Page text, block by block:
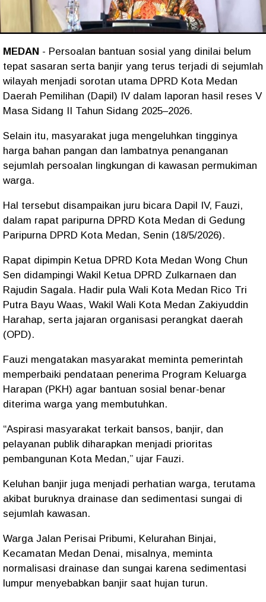
MEDAN - Persoalan bantuan sosial yang dinilai belum
tepat sasaran serta banjir yang terus terjadi di sejumlah
wilayah menjadi sorotan utama DPRD Kota Medan
Daerah Pemilihan (Dapil) IV dalam laporan hasil reses V
Masa Sidang II Tahun Sidang 2025–2026.
Selain itu, masyarakat juga mengeluhkan tingginya
harga bahan pangan dan lambatnya penanganan
sejumlah persoalan lingkungan di kawasan permukiman
warga.
Hal tersebut disampaikan juru bicara Dapil IV, Fauzi,
dalam rapat paripurna DPRD Kota Medan di Gedung
Paripurna DPRD Kota Medan, Senin (18/5/2026).
Rapat dipimpin Ketua DPRD Kota Medan Wong Chun
Sen didampingi Wakil Ketua DPRD Zulkarnaen dan
Rajudin Sagala. Hadir pula Wali Kota Medan Rico Tri
Putra Bayu Waas, Wakil Wali Kota Medan Zakiyuddin
Harahap, serta jajaran organisasi perangkat daerah
(OPD).
Fauzi mengatakan masyarakat meminta pemerintah
memperbaiki pendataan penerima Program Keluarga
Harapan (PKH) agar bantuan sosial benar-benar
diterima warga yang membutuhkan.
“Aspirasi masyarakat terkait bansos, banjir, dan
pelayanan publik diharapkan menjadi prioritas
pembangunan Kota Medan,” ujar Fauzi.
Keluhan banjir juga menjadi perhatian warga, terutama
akibat buruknya drainase dan sedimentasi sungai di
sejumlah kawasan.
Warga Jalan Perisai Pribumi, Kelurahan Binjai,
Kecamatan Medan Denai, misalnya, meminta
normalisasi drainase dan sungai karena sedimentasi
lumpur menyebabkan banjir saat hujan turun.